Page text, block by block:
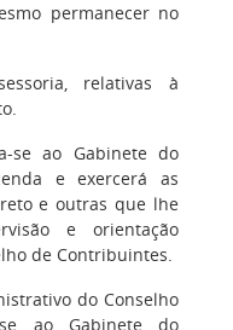
permanecer no
relativas à
se ao Gabinete do
e exercerá as
e outras que lhe
e orientação
de Contribuintes.
do Conselho
ao Gabinete do